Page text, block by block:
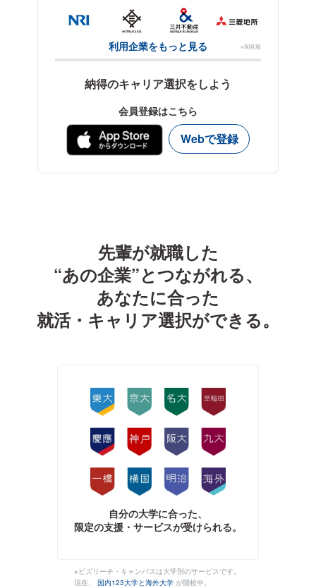
利用企業をもっと見る ※50音順
納得のキャリア選択をしよう
会員登録はこちら
Webで登録
先輩が就職した
“あの企業”とつながれる、
あなたに合った
就活・キャリア選択ができる。
自分の大学に合った、
限定の支援・サービスが受けられる。
※ビズリーチ・キャンパスは大学別のサービスです。
現在、 国内123大学と海外大学 が開校中。